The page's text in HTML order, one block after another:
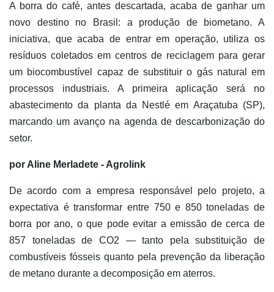
A borra do café, antes descartada, acaba de ganhar um
novo destino no Brasil: a produção de biometano. A
iniciativa, que acaba de entrar em operação, utiliza os
resíduos coletados em centros de reciclagem para gerar
um biocombustível capaz de substituir o gás natural em
processos industriais. A primeira aplicação será no
abastecimento da planta da Nestlé em Araçatuba (SP),
marcando um avanço na agenda de descarbonização do
setor.
por Aline Merladete - Agrolink
De acordo com a empresa responsável pelo projeto, a
expectativa é transformar entre 750 e 850 toneladas de
borra por ano, o que pode evitar a emissão de cerca de
857 toneladas de CO2 — tanto pela substituição de
combustíveis fósseis quanto pela prevenção da liberação
de metano durante a decomposição em aterros.